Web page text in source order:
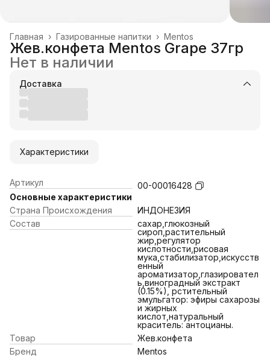
Mentos
Газированные напитки ›
Главная ›
Жев.конфета Mentos Grape 37гр
Нет в наличии
Доставка
Характеристики
Артикул
00-00016428
Основные характеристики
Страна Происхождения
ИНДОНЕЗИЯ
Состав
сахар,глюкозный
сироп,растительный
жир,регулятор
кислотности,рисовая
мука,стабилизатор,искусств
енный
ароматизатор,глазировател
ь,виноградный экстракт
(0.15%), рстительный
эмульгатор: эфиры сахарозы
и жирных
кислот,натуральный
краситель: антоцианы.
Товар
Жев.конфета
Бренд
Mentos